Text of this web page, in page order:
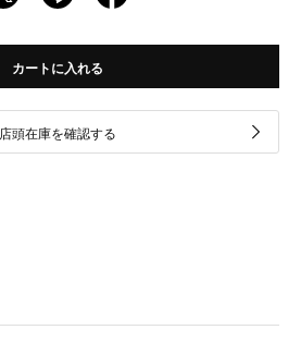
カートに入れる
店頭在庫を確認する